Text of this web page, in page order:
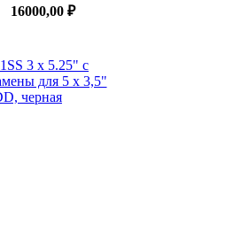
16000,00 ₽